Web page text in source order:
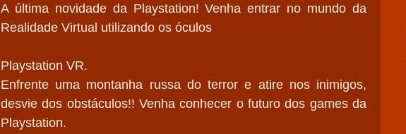
A última novidade da Playstation! Venha entrar no mundo da
Realidade Virtual utilizando os óculos
Playstation VR.
Enfrente uma montanha russa do terror e atire nos inimigos,
desvie dos obstáculos!! Venha conhecer o futuro dos games da
Playstation.